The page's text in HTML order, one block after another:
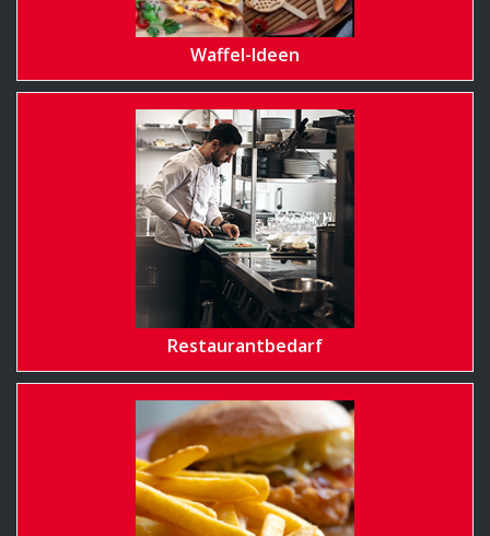
Waffel-Ideen
Restaurantbedarf